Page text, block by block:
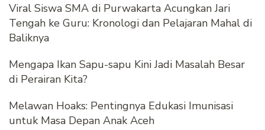
Viral Siswa SMA di Purwakarta Acungkan Jari
Tengah ke Guru: Kronologi dan Pelajaran Mahal di
Baliknya
Mengapa Ikan Sapu-sapu Kini Jadi Masalah Besar
di Perairan Kita?
Melawan Hoaks: Pentingnya Edukasi Imunisasi
untuk Masa Depan Anak Aceh